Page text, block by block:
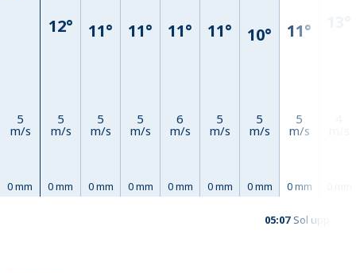
5
m/s
0 mm
12°
5
m/s
0 mm
11°
5
m/s
0 mm
11°
5
m/s
0 mm
11°
6
m/s
0 mm
11°
5
m/s
0 mm
10°
5
m/s
0 mm
11°
5
m/s
0 mm
05:07 Sol upp